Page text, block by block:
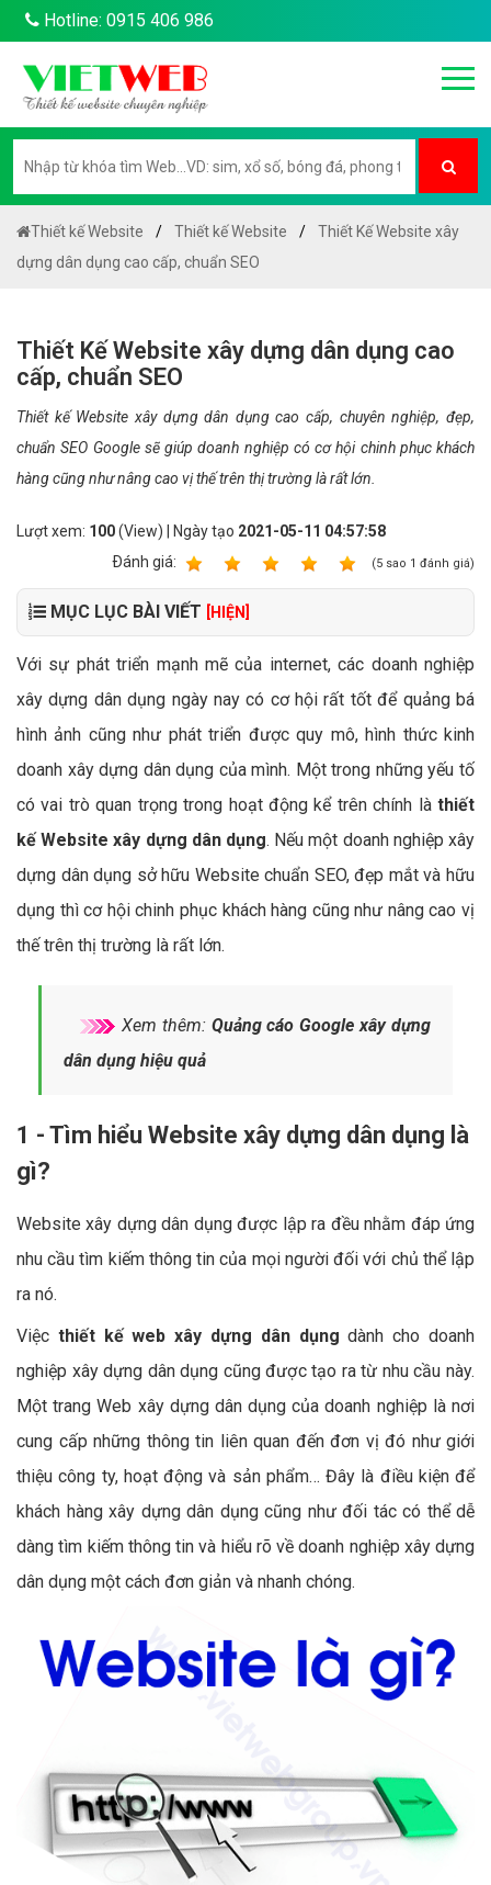
Hotline: 0915 406 986
Thiết kế Website Thiết kế Website
Thiết Kế Website xây
dựng dân dụng cao cấp, chuẩn SEO
Thiết Kế Website xây dựng dân dụng cao
cấp, chuẩn SEO
Thiết kế Website xây dựng dân dụng cao cấp, chuyên nghiệp, đẹp,
chuẩn SEO Google sẽ giúp doanh nghiệp có cơ hội chinh phục khách
hàng cũng như nâng cao vị thế trên thị trường là rất lớn.
Lượt xem: 100(View) | Ngày tạo 2021-05-11 04:57:58
Ðánh giá:
(5 sao 1 đánh giá)
MỤC LỤC BÀI VIẾT [HIỆN]
Với sự phát triển mạnh mẽ của internet, các doanh nghiệp
xây dựng dân dụng ngày nay có cơ hội rất tốt để quảng bá
hình ảnh cũng như phát triển được quy mô, hình thức kinh
doanh xây dựng dân dụng của mình. Một trong những yếu tố
có vai trò quan trọng trong hoạt động kể trên chính là thiết
kế Website xây dựng dân dụng. Nếu một doanh nghiệp xây
dựng dân dụng sở hữu Website chuẩn SEO, đẹp mắt và hữu
dụng thì cơ hội chinh phục khách hàng cũng như nâng cao vị
thế trên thị trường là rất lớn.
Xem thêm: Quảng cáo Google xây dựng
dân dụng hiệu quả
1 - Tìm hiểu Website xây dựng dân dụng là
gì?
Website xây dựng dân dụng được lập ra đều nhằm đáp ứng
nhu cầu tìm kiếm thông tin của mọi người đối với chủ thể lập
ra nó.
Việc thiết kế web xây dựng dân dụng dành cho doanh
nghiệp xây dựng dân dụng cũng được tạo ra từ nhu cầu này.
Một trang Web xây dựng dân dụng của doanh nghiệp là nơi
cung cấp những thông tin liên quan đến đơn vị đó như giới
thiệu công ty, hoạt động và sản phẩm… Đây là điều kiện để
khách hàng xây dựng dân dụng cũng như đối tác có thể dễ
dàng tìm kiếm thông tin và hiểu rõ về doanh nghiệp xây dựng
dân dụng một cách đơn giản và nhanh chóng.